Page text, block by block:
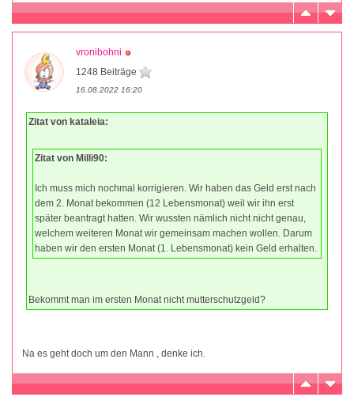
vronibohni
1248 Beiträge
16.08.2022 16:20
Zitat von kataleia:
Zitat von Milli90:
Ich muss mich nochmal korrigieren. Wir haben das Geld erst nach
dem 2. Monat bekommen (12 Lebensmonat) weil wir ihn erst
später beantragt hatten. Wir wussten nämlich nicht nicht genau,
welchem weiteren Monat wir gemeinsam machen wollen. Darum
haben wir den ersten Monat (1. Lebensmonat) kein Geld erhalten.
Bekommt man im ersten Monat nicht mutterschutzgeld?
Na es geht doch um den Mann , denke ich.